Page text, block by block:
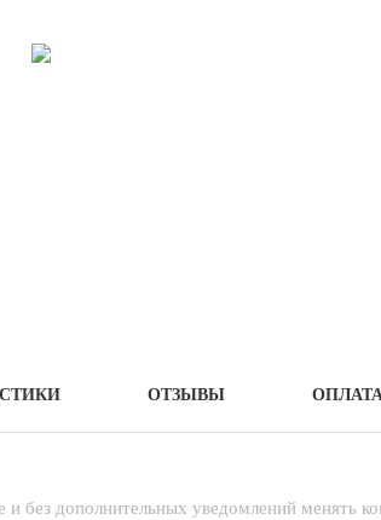
ОТЗЫВЫ
и без дополнительных уведомлений менять